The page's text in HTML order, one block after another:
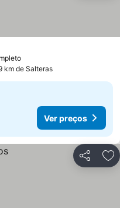
Ver preços
km de Salteras
Ver preços
Partilhar